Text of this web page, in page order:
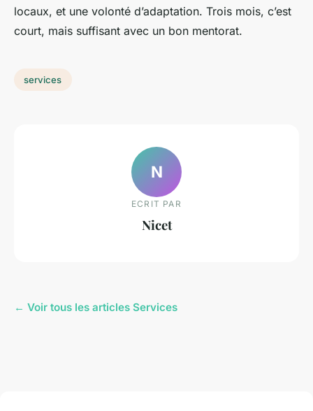
locaux, et une volonté d’adaptation. Trois mois, c’est
court, mais suffisant avec un bon mentorat.
services
N
ECRIT PAR
Nicet
← Voir tous les articles Services